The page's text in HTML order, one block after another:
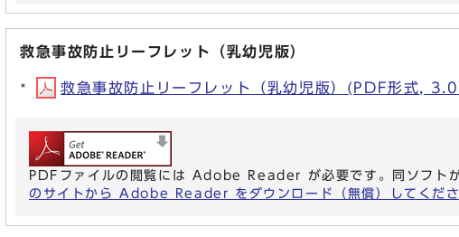
救急事故防止リーフレット（乳幼児版）
救急事故防止リーフレット（乳幼児版）(PDF形式,
PDFファイルの閲覧には Adobe Reader が必要です。同ソフト
のサイトから Adobe Reader をダウンロード（無償）してくださ